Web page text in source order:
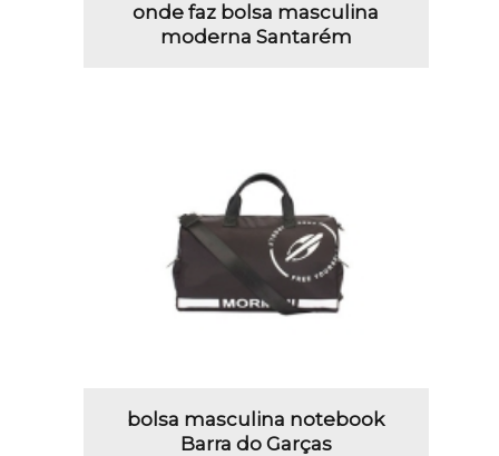
onde faz bolsa masculina
moderna Santarém
bolsa masculina notebook
Barra do Garças